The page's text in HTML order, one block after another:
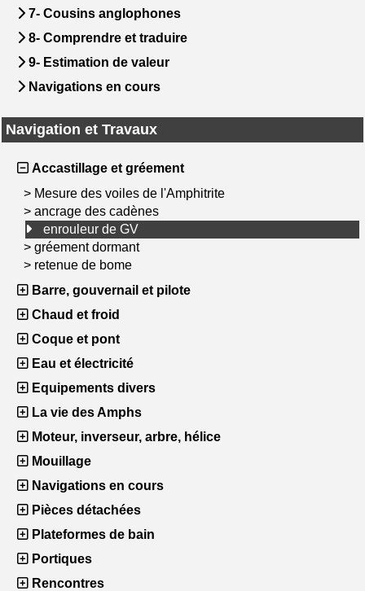
7- Cousins anglophones
8- Comprendre et traduire
9- Estimation de valeur
Navigations en cours
Navigation et Travaux
Accastillage et gréement
> Mesure des voiles de l'Amphitrite
> ancrage des cadènes
enrouleur de GV
> gréement dormant
> retenue de bome
Barre, gouvernail et pilote
Chaud et froid
Coque et pont
Eau et électricité
Equipements divers
La vie des Amphs
Moteur, inverseur, arbre, hélice
Mouillage
Navigations en cours
Pièces détachées
Plateformes de bain
Portiques
Rencontres